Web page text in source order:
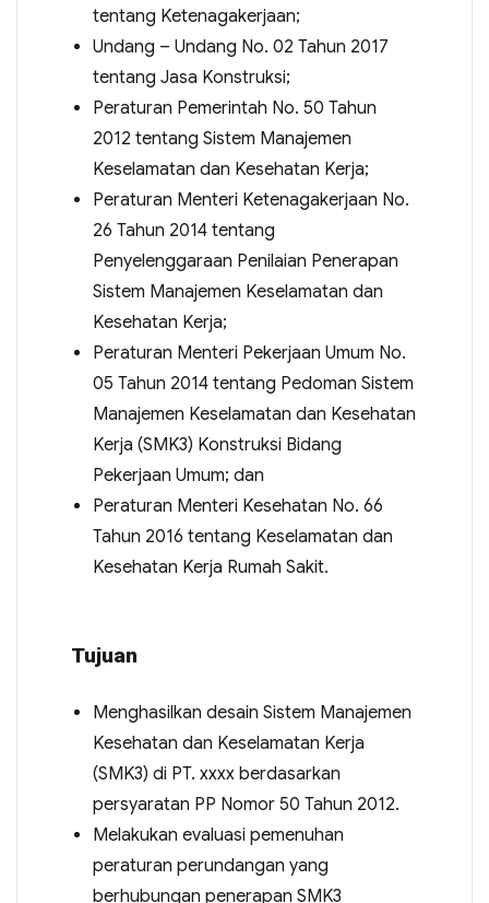
tentang Ketenagakerjaan;
Undang – Undang No. 02 Tahun 2017
tentang Jasa Konstruksi;
Peraturan Pemerintah No. 50 Tahun
2012 tentang Sistem Manajemen
Keselamatan dan Kesehatan Kerja;
Peraturan Menteri Ketenagakerjaan No.
26 Tahun 2014 tentang
Penyelenggaraan Penilaian Penerapan
Sistem Manajemen Keselamatan dan
Kesehatan Kerja;
Peraturan Menteri Pekerjaan Umum No.
05 Tahun 2014 tentang Pedoman Sistem
Manajemen Keselamatan dan Kesehatan
Kerja (SMK3) Konstruksi Bidang
Pekerjaan Umum; dan
Peraturan Menteri Kesehatan No. 66
Tahun 2016 tentang Keselamatan dan
Kesehatan Kerja Rumah Sakit.
Tujuan
Menghasilkan desain Sistem Manajemen
Kesehatan dan Keselamatan Kerja
(SMK3) di PT. xxxx berdasarkan
persyaratan PP Nomor 50 Tahun 2012.
Melakukan evaluasi pemenuhan
peraturan perundangan yang
berhubungan penerapan SMK3